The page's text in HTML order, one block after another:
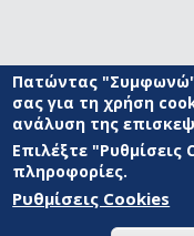
© ΠΑΝΕΠΙΣΤΗΜΙΟ ΑΙΓΑΙΟΥ
ΑΝΑΠΤΥΞΗΣ
Πατώντας
σας για τη χρήση
ανάλυση της
Επιλέξτε "Ρυθμίσεις
πληροφορίες.
Ρυθμίσεις Cookies